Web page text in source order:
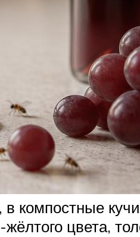
компостные
цвета,